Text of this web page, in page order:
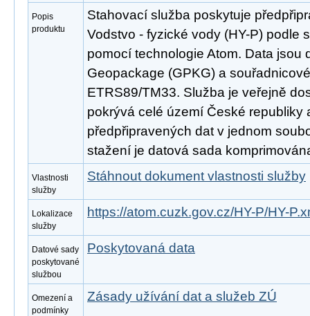
Popis
produktu
Stahovací služba poskytuje
Vodstvo - fyzické vody (HY-P) podle
pomocí technologie Atom. Data jsou
Geopackage (GPKG) a
ETRS89/TM33. Služba je veřejně
pokrývá celé území České republiky
předpřipravených dat v jednom
stažení je datová sada
Vlastnosti
služby
Stáhnout dokument vlastnosti služby
Lokalizace
služby
https://atom.cuzk.gov.cz/HY-P/HY-
Datové sady
poskytované
službou
Poskytovaná data
Omezení a
podmínky
Zásady užívání dat a služeb ZÚ